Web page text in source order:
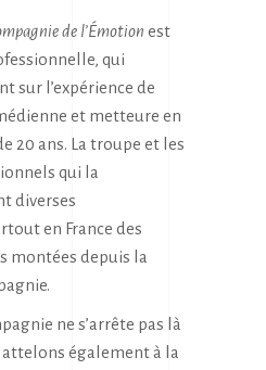
de l’Émotion est
qui
sur l’expérience de
et metteure en
20 ans. La troupe et les
qui la
diverses
en France des
montées depuis la
ne s’arrête pas là
également à la